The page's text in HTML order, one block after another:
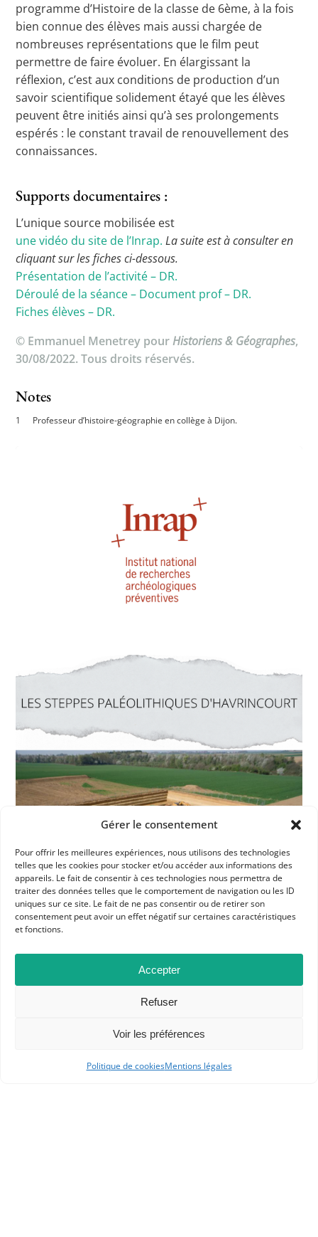
Gérer le consentement
Pour offrir les meilleures expériences, nous utilisons des technologies
telles que les cookies pour stocker et/ou accéder aux informations des
appareils. Le fait de consentir à ces technologies nous permettra de
traiter des données telles que le comportement de navigation ou les ID
uniques sur ce site. Le fait de ne pas consentir ou de retirer son
consentement peut avoir un effet négatif sur certaines caractéristiques
et fonctions.
Accepter
Refuser
Voir les préférences
Politique de cookiesMentions légales
programme d’Histoire de la classe de 6ème, à la fois
bien connue des élèves mais aussi chargée de
nombreuses représentations que le film peut
permettre de faire évoluer. En élargissant la
réflexion, c’est aux conditions de production d’un
savoir scientifique solidement étayé que les élèves
peuvent être initiés ainsi qu’à ses prolongements
espérés : le constant travail de renouvellement des
connaissances.
Supports documentaires :
L’unique source mobilisée est
une vidéo du site de l’Inrap. La suite est à consulter en
cliquant sur les fiches ci-dessous.
Présentation de l’activité – DR.
Déroulé de la séance – Document prof – DR.
Fiches élèves – DR.
© Emmanuel Menetrey pourHistoriens & Géographes,
30/08/2022. Tous droits réservés.
Notes
Professeur d’histoire-géographie en collège à Dijon.
Dans les catégories